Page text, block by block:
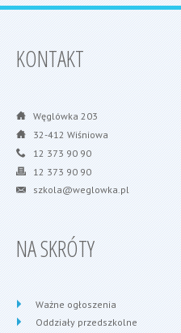
KONTAKT
Węglówka 203
32-412 Wiśniowa
12 373 90 90
12 373 90 90
szkola@weglowka.pl
NA SKRÓTY
Ważne ogłoszenia
Oddziały przedszkolne